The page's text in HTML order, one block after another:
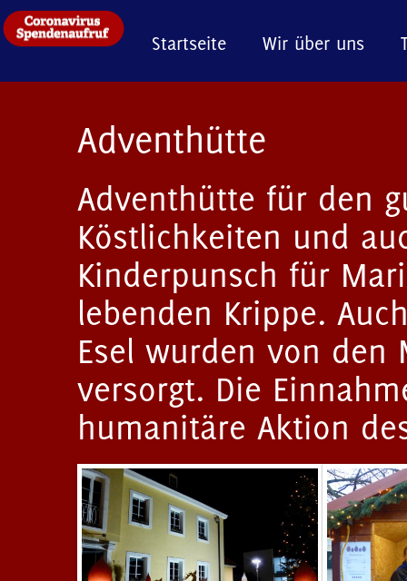
Startseite Wir über uns
Adventhütte
Adventhütte für den
Köstlichkeiten und
Kinderpunsch für
lebenden Krippe.
Esel wurden von den
versorgt. Die
humanitäre Aktion